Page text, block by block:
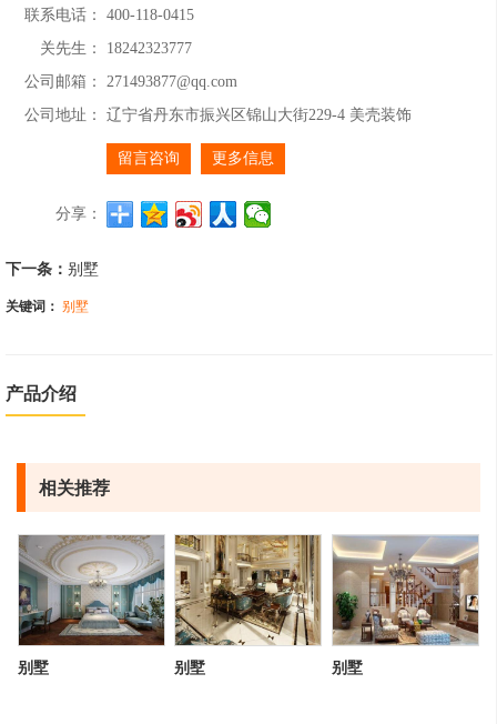
联系电话：
400-118-0415
关先生：
18242323777
公司邮箱：
271493877@qq.com
公司地址：
辽宁省丹东市振兴区锦山大街229-4 美壳装饰
留言咨询 更多信息
分享：
下一条： 别墅
关键词： 别墅
产品介绍
相关推荐
别墅 别墅 别墅